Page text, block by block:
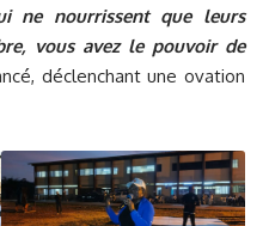
ne nourrissent que leurs
vous avez le pouvoir de
déclenchant une ovation